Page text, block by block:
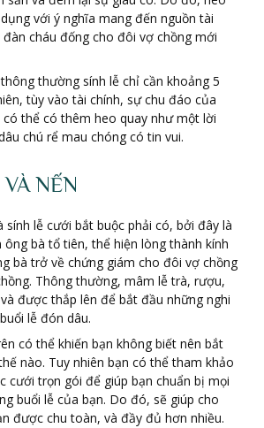
với ý nghĩa mang đến nguồn tài
cháu đống cho đôi vợ chồng mới
thường sính lễ chỉ cần khoảng 5
tùy vào tài chính, sự chu đáo của
thể có thêm heo quay như một lời
chú rể mau chóng có tin vui.
NẾN
sính lễ cưới bắt buộc phải có, bởi đây là
ông bà tổ tiên, thể hiện lòng thành kính
bà trở về chứng giám cho đôi vợ chồng
Thông thường, mâm lễ trà, rượu,
được thắp lên để bắt đầu những nghi
lễ đón dâu.
có thể khiến bạn không biết nên bắt
nào. Tuy nhiên bạn có thể tham khảo
cưới trọn gói để giúp bạn chuẩn bị mọi
buổi lễ của bạn. Do đó, sẽ giúp cho
được chu toàn, và đầy đủ hơn nhiều.